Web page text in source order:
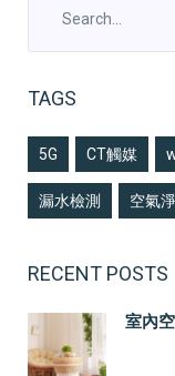
TAGS
5G CT觸媒
漏水檢測 空氣
RECENT POSTS
室內